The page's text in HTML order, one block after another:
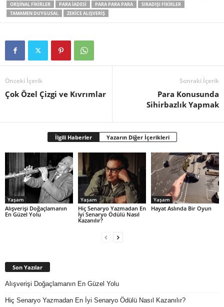
ORIJINAL FIKIRLER
PARA IADESI PARA PARA PARA
SIRADIŞI FIKIRLER
TAMAMEN DUYGUSAL
ZEKICE ALIŞVERIŞ
Önceki İçerik
Çok Özel Çizgi ve Kıvrımlar
Sonraki İçerik
Para Konusunda
Sihirbazlık Yapmak
İlgili Haberler Yazarın Diğer İçerikleri
Yaşam
Alışverişi Doğaçlamanın
En Güzel Yolu
Yaşam
Hiç Senaryo Yazmadan En
İyi Senaryo Ödülü Nasıl
Kazanılır?
Yaşam
Hayat Aslında Bir Oyun
Son Yazılar
Alışverişi Doğaçlamanın En Güzel Yolu
Hiç Senaryo Yazmadan En İyi Senaryo Ödülü Nasıl Kazanılır?